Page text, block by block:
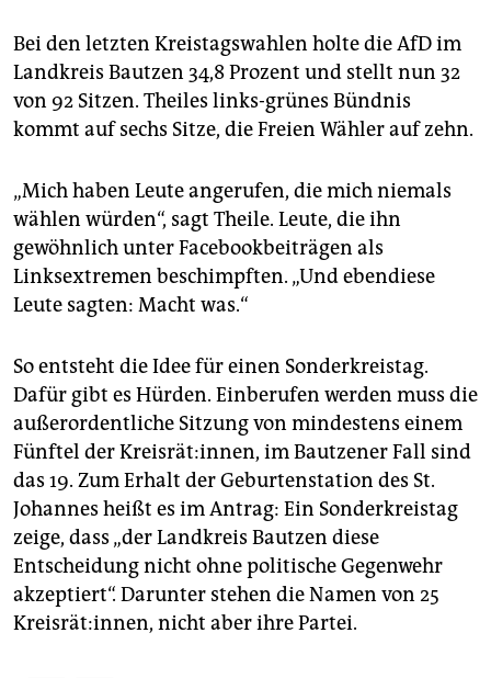
Bei den letzten Kreistagswahlen holte die AfD im
Landkreis Bautzen 34,8 Prozent und stellt nun 32
von 92 Sitzen. Theiles links-grünes Bündnis
kommt auf sechs Sitze, die Freien Wähler auf zehn.
„Mich haben Leute angerufen, die mich niemals
wählen würden“, sagt Theile. Leute, die ihn
gewöhnlich unter Facebookbeiträgen als
Linksextremen beschimpften. „Und ebendiese
Leute sagten: Macht was.“
So entsteht die Idee für einen Sonderkreistag.
Dafür gibt es Hürden. Einberufen werden muss die
außerordentliche Sitzung von mindestens einem
Fünftel der Kreisrät:innen, im Bautzener Fall sind
das 19. Zum Erhalt der Geburtenstation des St.
Johannes heißt es im Antrag: Ein Sonderkreistag
zeige, dass „der Landkreis Bautzen diese
Entscheidung nicht ohne politische Gegenwehr
akzeptiert“. Darunter stehen die Namen von 25
Kreisrät:innen, nicht aber ihre Partei.